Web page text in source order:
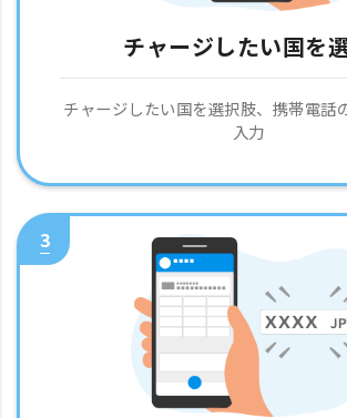
チャージしたい国を
チャージしたい国を選択肢、携帯電話
入力
3